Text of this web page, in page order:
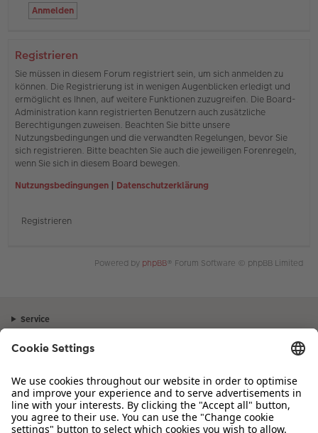
Registrieren
Sie müssen in diesem Forum registriert sein, um sich anmelden zu
können. Die Registrierung ist in wenigen Augenblicken erledigt und
ermöglicht es Ihnen, auf weitere Funktionen zuzugreifen. Die Board-
Administration kann registrierten Benutzern auch zusätzliche
Berechtigungen zuweisen. Beachten Sie bitte unsere
Nutzungsbedingungen und die verwandten Regelungen, bevor Sie
sich registrieren. Bitte beachten Sie auch die jeweiligen Forenregeln,
wenn Sie sich in diesem Board bewegen.
Nutzungsbedingungen | Datenschutzerklärung
Registrieren
Powered by phpBB® Forum Software © phpBB Limited
Service
Sortiment